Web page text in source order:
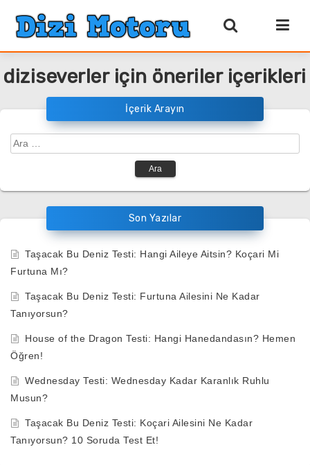
diziseverler için öneriler içerikleri
İçerik Arayın
Arama:
Son Yazılar
Taşacak Bu Deniz Testi: Hangi Aileye Aitsin? Koçari Mi
Furtuna Mı?
Taşacak Bu Deniz Testi: Furtuna Ailesini Ne Kadar
Tanıyorsun?
House of the Dragon Testi: Hangi Hanedandasın? Hemen
Öğren!
Wednesday Testi: Wednesday Kadar Karanlık Ruhlu
Musun?
Taşacak Bu Deniz Testi: Koçari Ailesini Ne Kadar
Tanıyorsun? 10 Soruda Test Et!